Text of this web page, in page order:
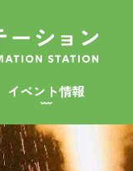
イベント情報